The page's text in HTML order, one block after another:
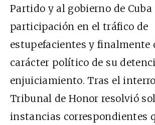
Partido y al gobierno de
participación en el tráfico de
estupefacientes y finalmente
carácter político de su
enjuiciamiento. Tras el
Tribunal de Honor resolvió
instancias correspondientes